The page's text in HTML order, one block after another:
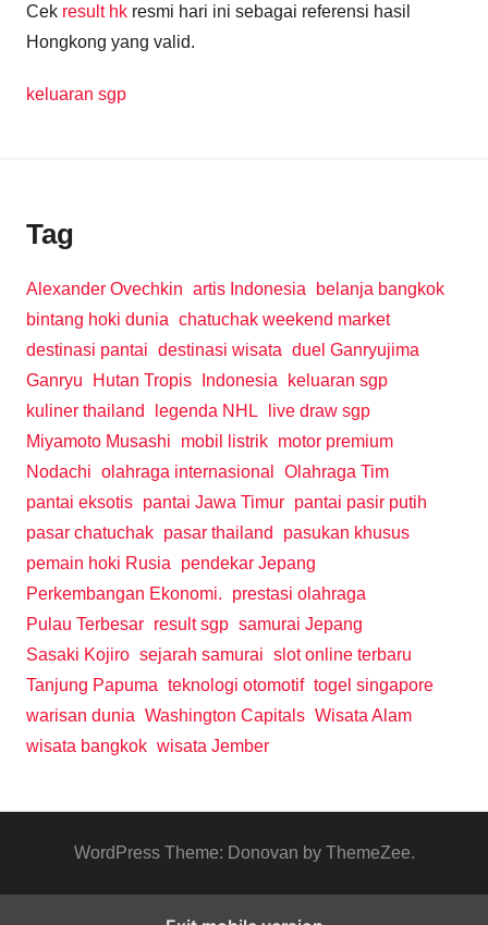
Cek result hk resmi hari ini sebagai referensi hasil
Hongkong yang valid.
keluaran sgp
Tag
Alexander Ovechkin artis Indonesia
belanja bangkok
bintang hoki dunia chatuchak weekend market
destinasi pantai destinasi wisata duel Ganryujima
Ganryu
Hutan Tropis Indonesia
keluaran sgp
kuliner thailand
legenda NHL
live draw sgp
Miyamoto Musashi
mobil listrik motor premium
Nodachi olahraga internasional
Olahraga Tim
pantai eksotis pantai Jawa Timur pantai pasir putih
pasar chatuchak pasar thailand
pasukan khusus
pemain hoki Rusia pendekar Jepang
Perkembangan Ekonomi.
prestasi olahraga
Pulau Terbesar result sgp samurai Jepang
Sasaki Kojiro sejarah samurai slot online terbaru
Tanjung Papuma teknologi otomotif togel singapore
warisan dunia Washington Capitals Wisata Alam
wisata bangkok wisata Jember
WordPress Theme: Donovan by ThemeZee.